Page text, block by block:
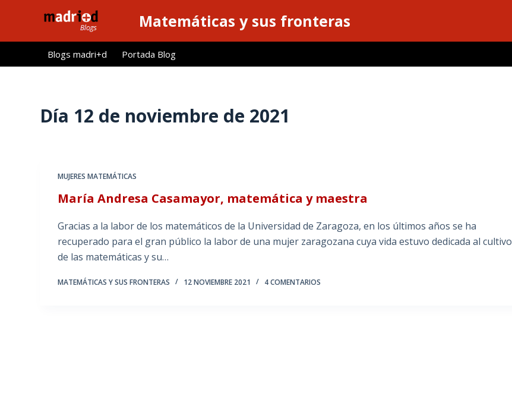
l
Matemáticas y sus fronteras
Blogs madri+d Portada Blog
Día 12 de noviembre de 2021
MUJERES MATEMÁTICAS
María Andresa Casamayor, matemática y maestra
Gracias a la labor de los matemáticos de la Universidad de Zaragoza, en los últimos años se ha
recuperado para el gran público la labor de una mujer zaragozana cuya vida estuvo dedicada al cultivo
de las matemáticas y su…
MATEMÁTICAS Y SUS FRONTERAS 12 NOVIEMBRE 2021 4 COMENTARIOS